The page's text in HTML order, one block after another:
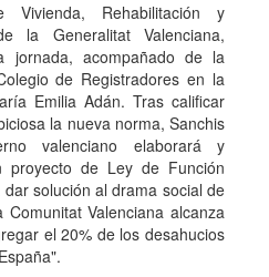
Rehabilitación y
la Generalitat Valenciana,
jornada, acompañado de la
de Registradores en la
Emilia Adán. Tras calificar
la nueva norma, Sanchis
valenciano elaborará y
proyecto de Ley de Función
solución al drama social de
Valenciana alcanza
el 20% de los desahucios